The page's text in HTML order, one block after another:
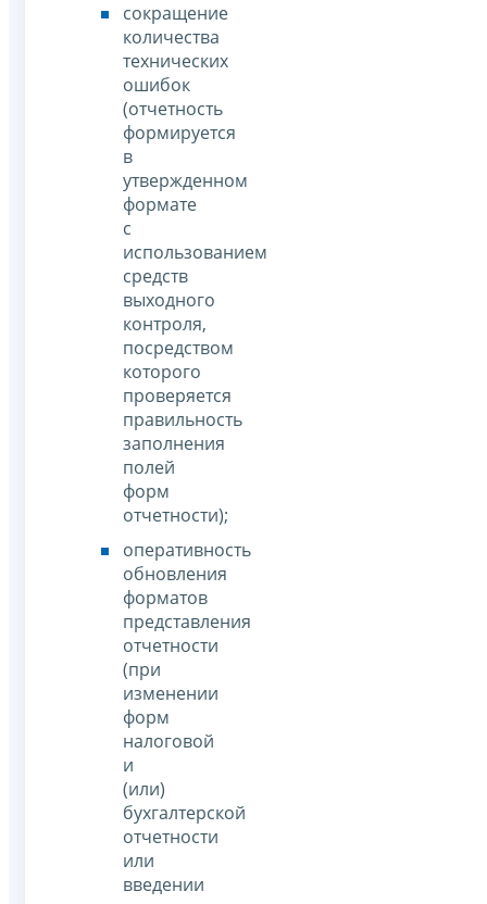
сокращение
количества
технических
ошибок
(отчетность
формируется
в
утвержденном
формате
с
использованием
средств
выходного
контроля,
посредством
которого
проверяется
правильность
заполнения
полей
форм
отчетности);
оперативность
обновления
форматов
представления
отчетности
(при
изменении
форм
налоговой
и
(или)
бухгалтерской
отчетности
или
введении